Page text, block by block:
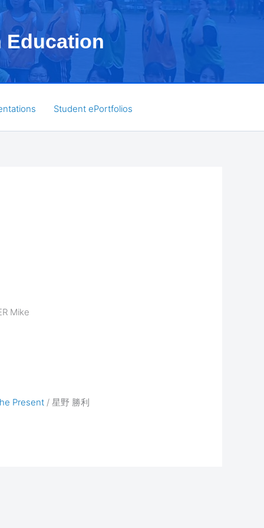
Education
Student ePortfolios
Mike
Present / 星野 勝利